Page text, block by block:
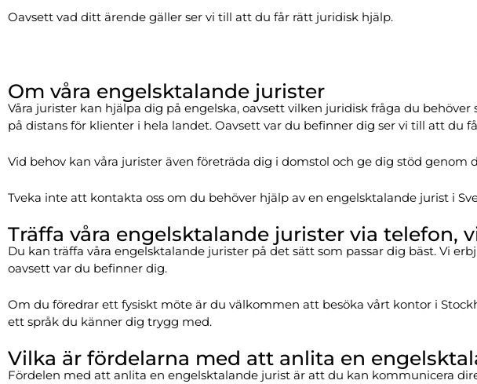
Oavsett vad ditt ärende gäller ser vi till att du får rätt juridisk hjälp.
Om våra engelsktalande jurister
Våra jurister kan hjälpa dig på engelska, oavsett vilken juridisk fråga du
på distans för klienter i hela landet. Oavsett var du befinner dig ser vi till att du
Vid behov kan våra jurister även företräda dig i domstol och ge dig stöd genom
Tveka inte att kontakta oss om du behöver hjälp av en engelsktalande jurist i
Träffa våra engelsktalande jurister via telefon,
Du kan träffa våra engelsktalande jurister på det sätt som passar dig bäst. Vi
oavsett var du befinner dig.
Om du föredrar ett fysiskt möte är du välkommen att besöka vårt kontor i
ett språk du känner dig trygg med.
Vilka är fördelarna med att anlita en
Fördelen med att anlita en engelsktalande jurist är att du kan kommunicera